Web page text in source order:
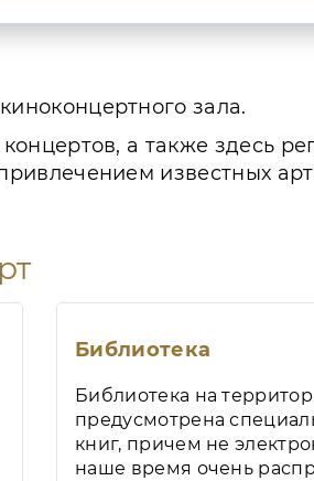
зала.
а также здесь
известных
Библиотека
Библиотека на
предусмотрена
книг, причем не
наше время очень